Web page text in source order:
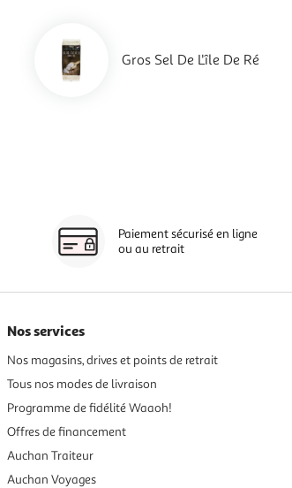
Gros Sel De L'île De Ré
Paiement sécurisé en ligne
ou au retrait
Nos services
Nos magasins, drives et points de retrait
Tous nos modes de livraison
Programme de fidélité Waaoh!
Offres de financement
Auchan Traiteur
Auchan Voyages